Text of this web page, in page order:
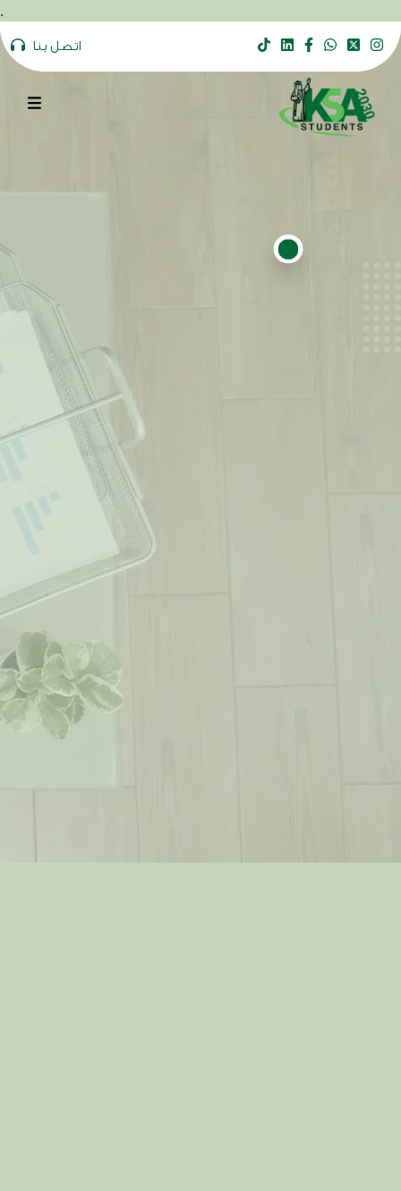
.
اتصل بنا